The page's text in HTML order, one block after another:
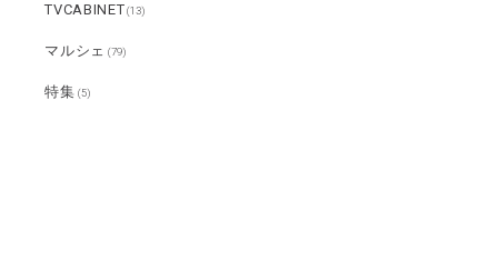
TVCABINET(13)
マルシェ (79)
特集 (5)